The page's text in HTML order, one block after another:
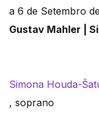
a 6 de Setembro
Gustav Mahler |
Simona Houda-
, soprano